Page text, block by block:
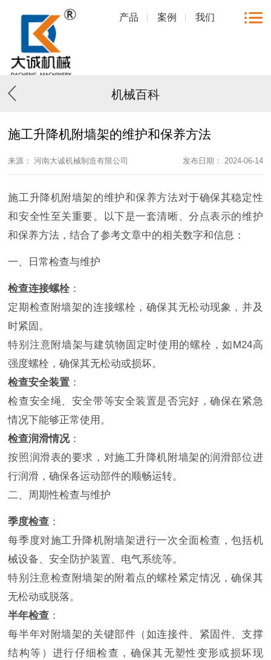
产品 案例 我们
机械百科
施工升降机附墙架的维护和保养方法
来源： 河南大诚机械制造有限公司 发布日期： 2024-06-14
施工升降机附墙架的维护和保养方法对于确保其稳定性
和安全性至关重要。以下是一套清晰、分点表示的维护
和保养方法，结合了参考文章中的相关数字和信息：
一、日常检查与维护
检查连接螺栓 ：
定期检查附墙架的连接螺栓，确保其无松动现象，并及
时紧固。
特别注意附墙架与建筑物固定时使用的螺栓，如M24高
强度螺栓，确保其无松动或损坏。
检查安全装置 ：
检查安全绳、安全带等安全装置是否完好，确保在紧急
情况下能够正常使用。
检查润滑情况：
按照润滑表的要求，对施工升降机附墙架的润滑部位进
行润滑，确保各运动部件的顺畅运转。
二、周期性检查与维护
季度检查 ：
每季度对施工升降机附墙架进行一次全面检查，包括机
械设备、安全防护装置、电气系统等。
特别注意检查附墙架的附着点的螺栓紧定情况，确保其
无松动或脱落。
半年检查 ：
每半年对附墙架的关键部件（如连接件、紧固件、支撑
结构等）进行仔细检查，确保其无塑性变形或损坏现